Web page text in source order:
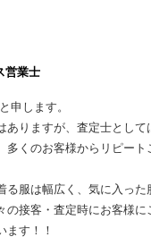
営業士
申します。
ありますが、査定士とし
多くのお客様からリピート
る服は幅広く、気に入った
の接客・査定時にお客様に
ます！！